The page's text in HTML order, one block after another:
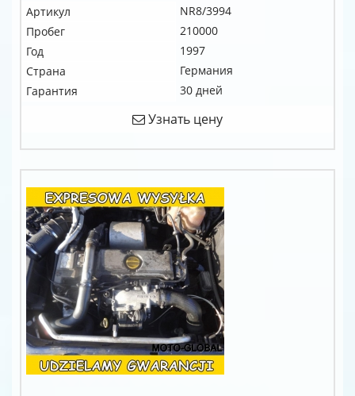
Артикул
NR8/3994
Пробег
210000
Год
1997
Страна
Германия
Гарантия
30 дней
Узнать цену